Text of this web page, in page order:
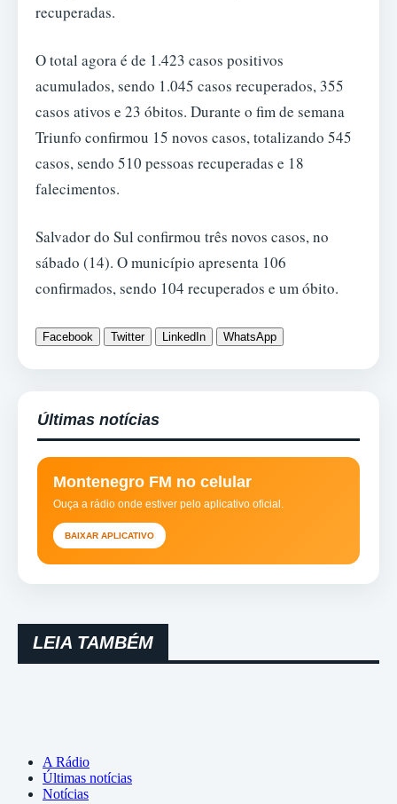
recuperadas.
O total agora é de 1.423 casos positivos
acumulados, sendo 1.045 casos recuperados, 355
casos ativos e 23 óbitos. Durante o fim de semana
Triunfo confirmou 15 novos casos, totalizando 545
casos, sendo 510 pessoas recuperadas e 18
falecimentos.
Salvador do Sul confirmou três novos casos, no
sábado (14). O município apresenta 106
confirmados, sendo 104 recuperados e um óbito.
Facebook Twitter LinkedIn WhatsApp
Últimas notícias
Montenegro FM no celular
Ouça a rádio onde estiver pelo aplicativo oficial.
BAIXAR APLICATIVO
LEIA TAMBÉM
A Rádio
Últimas notícias
Notícias